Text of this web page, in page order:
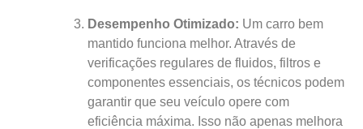
Desempenho Otimizado: Um carro bem
mantido funciona melhor. Através de
verificações regulares de fluidos, filtros e
componentes essenciais, os técnicos podem
garantir que seu veículo opere com
eficiência máxima. Isso não apenas melhora